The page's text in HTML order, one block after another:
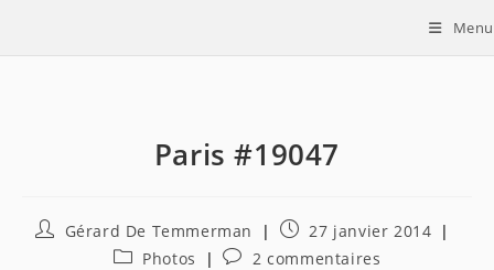
Menu
Paris #19047
Auteur/autrice
Gérard De Temmerman
Publication
publiée :
27 janvier 2014
PostPhotos
Commentaires
2 commentaires